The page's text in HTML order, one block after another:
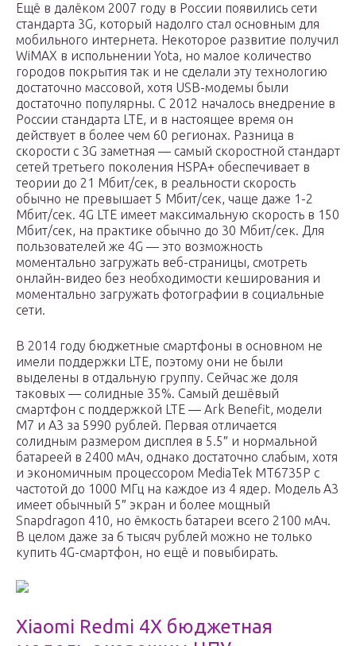
Ещё в далёком 2007 году в России появились сети
стандарта 3G, который надолго стал основным для
мобильного интернета. Некоторое развитие получил
WiMAX в испольнении Yota, но малое количество
городов покрытия так и не сделали эту технологию
достаточно массовой, хотя USB-модемы были
достаточно популярны. С 2012 началось внедрение в
России стандарта LTE, и в настоящее время он
действует в более чем 60 регионах. Разница в
скорости с 3G заметная — самый скоростной стандарт
сетей третьего поколения HSPA+ обеспечивает в
теории до 21 Мбит/сек, в реальности скорость
обычно не превышает 5 Мбит/сек, чаще даже 1-2
Мбит/сек. 4G LTE имеет максимальную скорость в 150
Мбит/сек, на практике обычно до 30 Мбит/сек. Для
пользователей же 4G — это возможность
моментально загружать веб-страницы, смотреть
онлайн-видео без необходимости кеширования и
моментально загружать фотографии в социальные
сети.
В 2014 году бюджетные смартфоны в основном не
имели поддержки LTE, поэтому они не были
выделены в отдальную группу. Сейчас же доля
таковых — солидные 35%. Самый дешёвый
смартфон с поддержкой LTE — Ark Benefit, модели
M7 и A3 за 5990 рублей. Первая отличается
солидным размером дисплея в 5.5″ и нормальной
батареей в 2400 мАч, однако достаточно слабым, хотя
и экономичным процессором MediaTek MT6735P с
частотой до 1000 МГц на каждое из 4 ядер. Модель А3
имеет обычный 5″ экран и более мощный
Snapdragon 410, но ёмкость батареи всего 2100 мАч.
В целом даже за 6 тысяч рублей можно не только
купить 4G-смартфон, но ещё и повыбирать.
Xiaomi Redmi 4X бюджетная